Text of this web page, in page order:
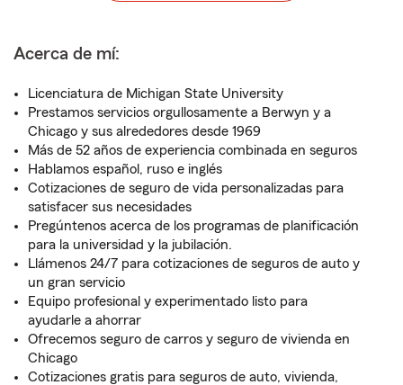
Acerca de mí:
Licenciatura de Michigan State University
Prestamos servicios orgullosamente a Berwyn y a
Chicago y sus alrededores desde 1969
Más de 52 años de experiencia combinada en seguros
Hablamos español, ruso e inglés
Cotizaciones de seguro de vida personalizadas para
satisfacer sus necesidades
Pregúntenos acerca de los programas de planificación
para la universidad y la jubilación.
Llámenos 24/7 para cotizaciones de seguros de auto y
un gran servicio
Equipo profesional y experimentado listo para
ayudarle a ahorrar
Ofrecemos seguro de carros y seguro de vivienda en
Chicago
Cotizaciones gratis para seguros de auto, vivienda,